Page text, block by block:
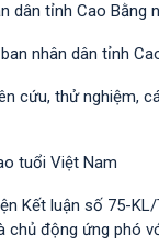
dân tỉnh Cao Bằng
nhân dân tỉnh
cứu, thử nghiệm,
tuổi Việt Nam
Kết luận số 75-
động ứng phó